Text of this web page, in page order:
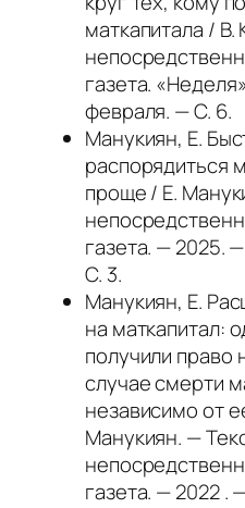
маткапитала / В.
газета.
февраля. — С. 6.
Манукиян, Е.
распорядиться
проще / Е.
газета. — 2025.
С. 3.
Манукиян, Е.
на маткапитал:
получили право
случае смерти
независимо от
Манукиян. —
газета. — 2022 .